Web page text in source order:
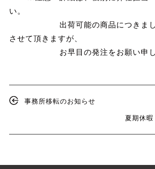
い。
出荷可能の商品につきまして
させて頂きますが、
お早目の発注をお願い申し上
事務所移転のお知らせ
夏期休